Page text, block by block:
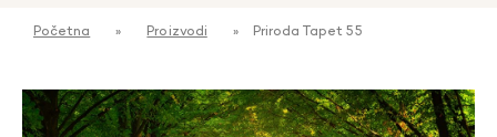
Početna » Proizvodi » Priroda Tapet 55